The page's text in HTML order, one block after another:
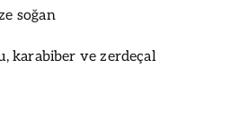
soğan
karabiber ve zerdeçal